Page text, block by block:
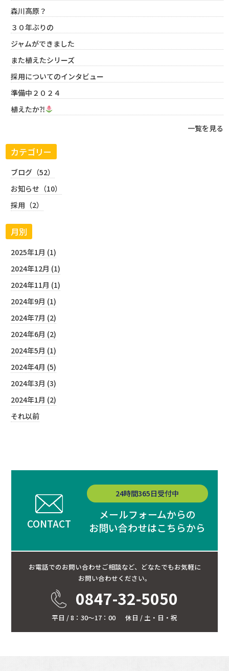
森川高原？
３０年ぶりの
ジャムができました
また植えたシリーズ
採用についてのインタビュー
準備中２０２４
植えたか⁈
一覧を見る
カテゴリー
ブログ（52）
お知らせ（10）
採用（2）
月別
2025年1月 (1)
2024年12月 (1)
2024年11月 (1)
2024年9月 (1)
2024年7月 (2)
2024年6月 (2)
2024年5月 (1)
2024年4月 (5)
2024年3月 (3)
2024年1月 (2)
それ以前
CONTACT
24時間365日受付中
メールフォームからの
お問い合わせはこちらから
お電話でのお問い合わせご相談など、 どなたでもお気軽に
お問い合わせください。
0847-32-5050
平日 / 8：30～17：00 休日 / 土・日・祝